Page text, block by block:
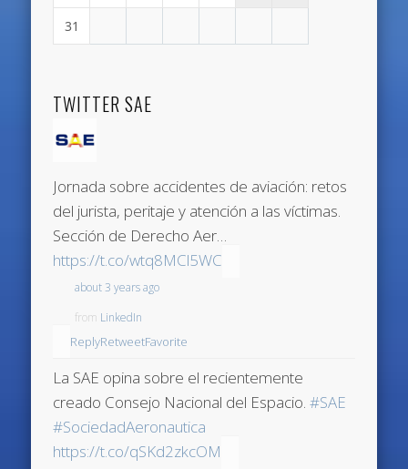
31
TWITTER SAE
Jornada sobre accidentes de aviación: retos
del jurista, peritaje y atención a las víctimas.
Sección de Derecho Aer…
https://t.co/wtq8MCl5WC
about 3 years ago
from LinkedIn
ReplyRetweetFavorite
La SAE opina sobre el recientemente
creado Consejo Nacional del Espacio.#SAE
#SociedadAeronautica
https://t.co/qSKd2zkcOM